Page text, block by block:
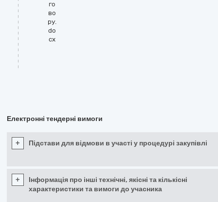
го
во
ру.
do
cx
Електронні тендерні вимоги
+ Підстави для відмови в участі у процедурі закупівлі
+
Інформація про інші технічні, якісні та кількісні
характеристики та вимоги до учасника